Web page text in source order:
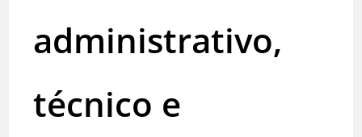
administrativo,
técnico e